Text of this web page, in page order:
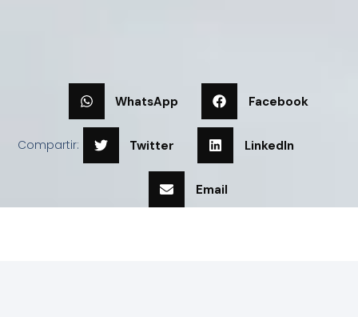
Compartir:
WhatsApp Facebook
Twitter LinkedIn
Email